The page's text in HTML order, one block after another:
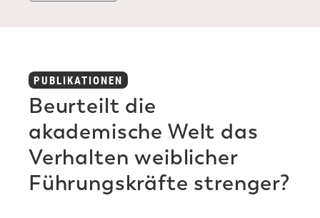
PUBLIKATIONEN
Beurteilt die
akademische Welt das
Verhalten weiblicher
Führungskräfte strenger?